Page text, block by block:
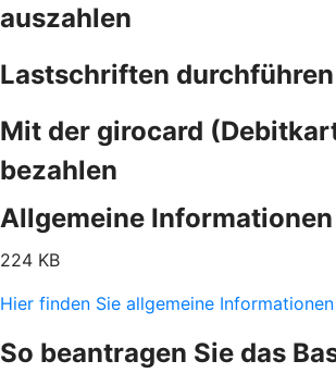
auszahlen
Lastschriften durchführen
Mit der girocard
bezahlen
Allgemeine Informationen
224 KB
Hier finden Sie allgemeine
So beantragen Sie das